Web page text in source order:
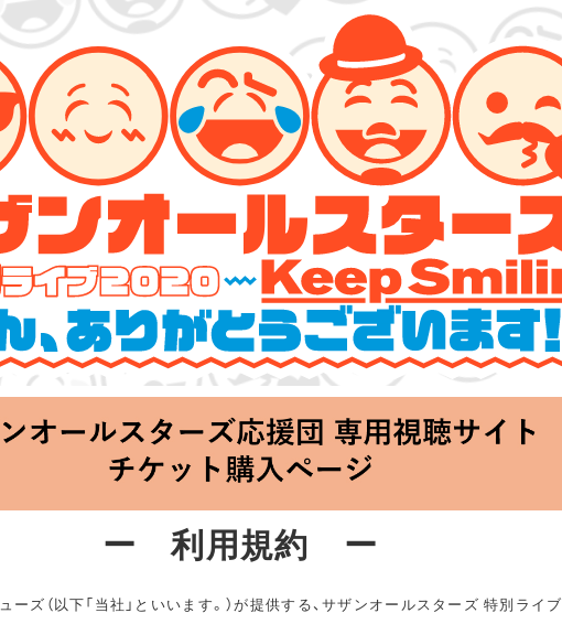
ーズ 特別ライブ 2020
皆さん、ありがとうございます!!～」
20:00 Start at 横浜アリーナ
ー 利用規約 ー
ーズ（以下「当社」といいます。）が提供する、サザンオールスターズ 特別ライブ